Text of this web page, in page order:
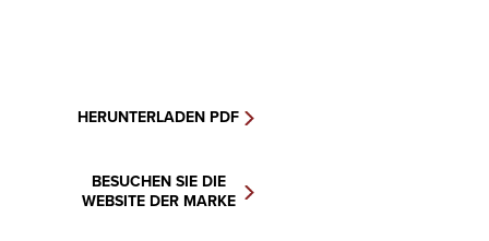
HERUNTERLADEN PDF
BESUCHEN SIE DIE
WEBSITE DER MARKE